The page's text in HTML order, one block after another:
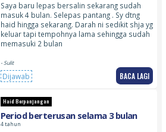
Saya baru lepas bersalin sekarang sudah
masuk 4 bulan. Selepas pantang . Sy dtng
haid hingga sekarang. Darah ni sedikit shja yg
keluar tapi tempohnya lama sehingga sudah
memasuki 2 bulan
- Sulit
Dijawab BACA LAGI
Haid Berpanjangan
Period berterusan selama 3 bulan
4 tahun